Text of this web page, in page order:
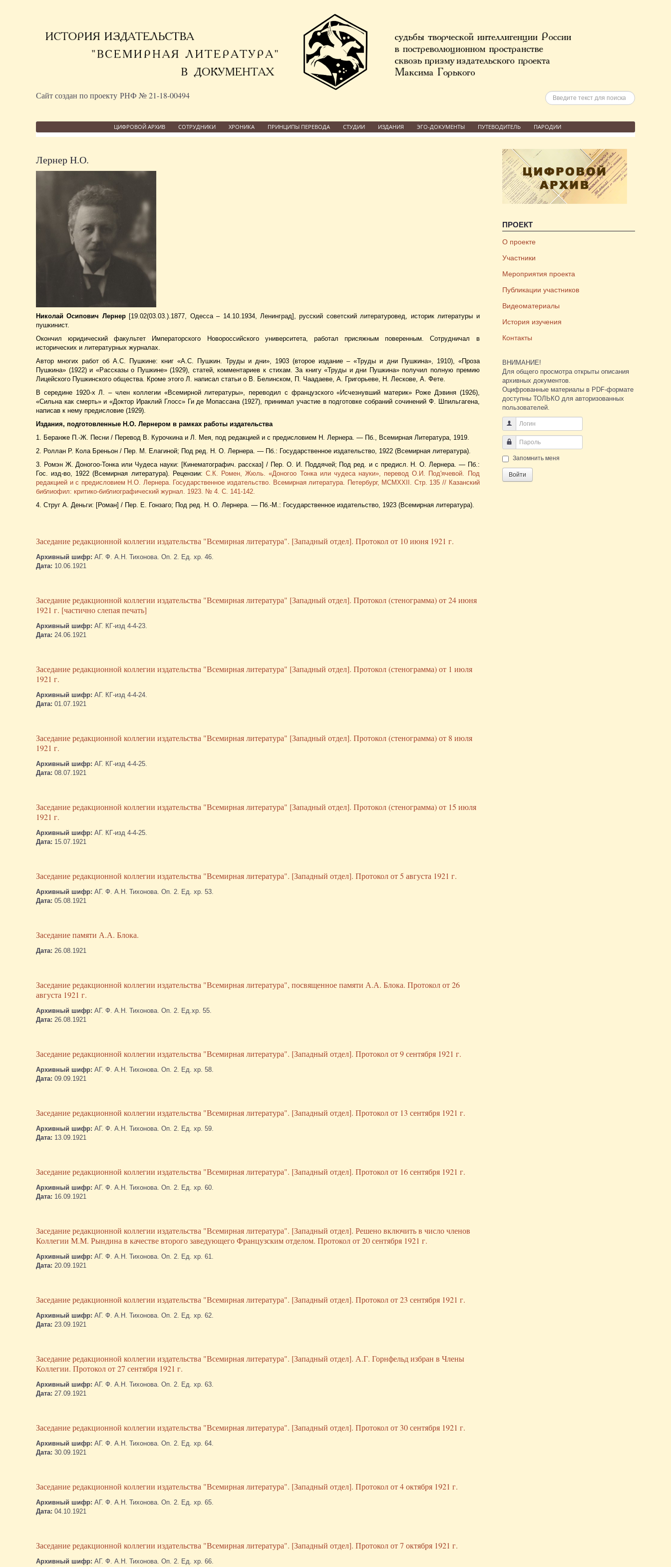
Сайт создан по проекту РНФ № 21-18-00494 Искать
ЦИФРОВОЙ АРХИВ СОТРУДНИКИ ХРОНИКА ПРИНЦИПЫ ПЕРЕВОДА СТУДИИ ИЗДАНИЯ ЭГО-ДОКУМЕНТЫ ПУТЕВОДИТЕЛЬ ПАРОДИИ
Лернер Н.О.
Николай Осипович Лернер [19.02(03.03.).1877, Одесса – 14.10.1934, Ленинград], русский советский литературовед, историк литературы и
пушкинист.
Окончил юридический факультет Императорского Новороссийского университета, работал присяжным поверенным. Сотрудничал в
исторических и литературных журналах.
Автор многих работ об А.С. Пушкине: книг «А.С. Пушкин. Труды и дни», 1903 (второе издание – «Труды и дни Пушкина», 1910), «Проза
Пушкина» (1922) и «Рассказы о Пушкине» (1929), статей, комментариев к стихам. За книгу «Труды и дни Пушкина» получил полную премию
Лицейского Пушкинского общества. Кроме этого Л. написал статьи о В. Белинском, П. Чаадаеве, А. Григорьеве, Н. Лескове, А. Фете.
В середине 1920-х Л. – член коллегии «Всемирной литературы», переводил с французского «Исчезнувший материк» Роже Дэвиня (1926),
«Сильна как смерть» и «Доктор Ираклий Глосс» Ги де Мопассана (1927), принимал участие в подготовке собраний сочинений Ф. Шпильгагена,
написав к нему предисловие (1929).
Издания, подготовленные Н.О. Лернером в рамках работы издательства
1. Беранже П.-Ж. Песни / Перевод В. Курочкина и Л. Мея, под редакцией и с предисловием Н. Лернера. — Пб., Всемирная Литература, 1919.
2. Роллан Р. Кола Бреньон / Пер. М. Елагиной; Под ред. Н. О. Лернера. — Пб.: Государственное издательство, 1922 (Всемирная литература).
3. Ромэн Ж. Доногоо-Тонка или Чудеса науки: [Кинематографич. рассказ] / Пер. О. И. Поддячей; Под ред. и с предисл. Н. О. Лернера. — Пб.:
Гос. изд-во, 1922 (Всемирная литература). Рецензии: С.К. Ромен, Жюль. «Доногоо Тонка или чудеса науки», перевод О.И. Под'ячевой. Под
редакцией и с предисловием Н.О. Лернера. Государственное издательство. Всемирная литература. Петербург, MCMXXII. Стр. 135 // Казанский
библиофил: критико-библиографический журнал. 1923. № 4. С. 141-142.
4. Струг А. Деньги: [Роман] / Пер. Е. Гонзаго; Под ред. Н. О. Лернера. — Пб.-М.: Государственное издательство, 1923 (Всемирная литература).
Заседание редакционной коллегии издательства "Всемирная литература". [Западный отдел]. Протокол от 10 июня 1921 г.
Архивный шифр: АГ. Ф. А.Н. Тихонова. Оп. 2. Ед. хр. 46.
Дата: 10.06.1921
Заседание редакционной коллегии издательства "Всемирная литература" [Западный отдел]. Протокол (стенограмма) от 24 июня
1921 г. [частично слепая печать]
Архивный шифр: АГ. КГ-изд 4-4-23.
Дата: 24.06.1921
Заседание редакционной коллегии издательства "Всемирная литература" [Западный отдел]. Протокол (стенограмма) от 1 июля
1921 г.
Архивный шифр: АГ. КГ-изд 4-4-24.
Дата: 01.07.1921
Заседание редакционной коллегии издательства "Всемирная литература" [Западный отдел]. Протокол (стенограмма) от 8 июля
1921 г.
Архивный шифр: АГ. КГ-изд 4-4-25.
Дата: 08.07.1921
Заседание редакционной коллегии издательства "Всемирная литература" [Западный отдел]. Протокол (стенограмма) от 15 июля
1921 г.
Архивный шифр: АГ. КГ-изд 4-4-25.
Дата: 15.07.1921
Заседание редакционной коллегии издательства "Всемирная литература". [Западный отдел]. Протокол от 5 августа 1921 г.
Архивный шифр: АГ. Ф. А.Н. Тихонова. Оп. 2. Ед. хр. 53.
Дата: 05.08.1921
Заседание памяти А.А. Блока.
Дата: 26.08.1921
Заседание редакционной коллегии издательства "Всемирная литература", посвященное памяти А.А. Блока. Протокол от 26
августа 1921 г.
Архивный шифр: АГ. Ф. А.Н. Тихонова. Оп. 2. Ед.хр. 55.
Дата: 26.08.1921
Заседание редакционной коллегии издательства "Всемирная литература". [Западный отдел]. Протокол от 9 сентября 1921 г.
Архивный шифр: АГ. Ф. А.Н. Тихонова. Оп. 2. Ед. хр. 58.
Дата: 09.09.1921
Заседание редакционной коллегии издательства "Всемирная литература". [Западный отдел]. Протокол от 13 сентября 1921 г.
Архивный шифр: АГ. Ф. А.Н. Тихонова. Оп. 2. Ед. хр. 59.
Дата: 13.09.1921
Заседание редакционной коллегии издательства "Всемирная литература". [Западный отдел]. Протокол от 16 сентября 1921 г.
Архивный шифр: АГ. Ф. А.Н. Тихонова. Оп. 2. Ед. хр. 60.
Дата: 16.09.1921
Заседание редакционной коллегии издательства "Всемирная литература". [Западный отдел]. Решено включить в число членов
Коллегии М.М. Рындина в качестве второго заведующего Французским отделом. Протокол от 20 сентября 1921 г.
Архивный шифр: АГ. Ф. А.Н. Тихонова. Оп. 2. Ед. хр. 61.
Дата: 20.09.1921
Заседание редакционной коллегии издательства "Всемирная литература". [Западный отдел]. Протокол от 23 сентября 1921 г.
Архивный шифр: АГ. Ф. А.Н. Тихонова. Оп. 2. Ед. хр. 62.
Дата: 23.09.1921
Заседание редакционной коллегии издательства "Всемирная литература". [Западный отдел]. А.Г. Горнфельд избран в Члены
Коллегии. Протокол от 27 сентября 1921 г.
Архивный шифр: АГ. Ф. А.Н. Тихонова. Оп. 2. Ед. хр. 63.
Дата: 27.09.1921
Заседание редакционной коллегии издательства "Всемирная литература". [Западный отдел]. Протокол от 30 сентября 1921 г.
Архивный шифр: АГ. Ф. А.Н. Тихонова. Оп. 2. Ед. хр. 64.
Дата: 30.09.1921
Заседание редакционной коллегии издательства "Всемирная литература". [Западный отдел]. Протокол от 4 октября 1921 г.
Архивный шифр: АГ. Ф. А.Н. Тихонова. Оп. 2. Ед. хр. 65.
Дата: 04.10.1921
Заседание редакционной коллегии издательства "Всемирная литература". [Западный отдел]. Протокол от 7 октября 1921 г.
Архивный шифр: АГ. Ф. А.Н. Тихонова. Оп. 2. Ед. хр. 66.
ПРОЕКТ
О проекте
Участники
Мероприятия проекта
Публикации участников
Видеоматериалы
История изучения
Контакты
ВНИМАНИЕ!
Для общего просмотра открыты описания
архивных документов.
Оцифрованные материалы в PDF-формате
доступны ТОЛЬКО для авторизованных
пользователей.
Логин
Пароль
Запомнить меня
Войти